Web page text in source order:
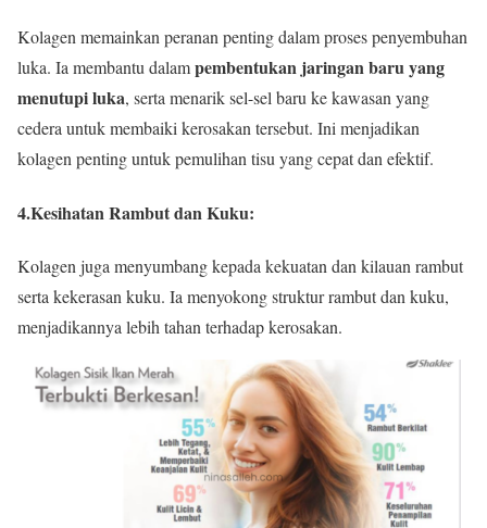
Kolagen memainkan peranan penting dalam proses penyembuhan
luka. Ia membantu dalampembentukan jaringan baru yang
menutupi luka, serta menarik sel-sel baru ke kawasan yang
cedera untuk membaiki kerosakan tersebut. Ini menjadikan
kolagen penting untuk pemulihan tisu yang cepat dan efektif.
4.Kesihatan Rambut dan Kuku:
Kolagen juga menyumbang kepada kekuatan dan kilauan rambut
serta kekerasan kuku. Ia menyokong struktur rambut dan kuku,
menjadikannya lebih tahan terhadap kerosakan.